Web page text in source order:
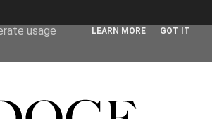
usage
LEARN MORE GOT IT